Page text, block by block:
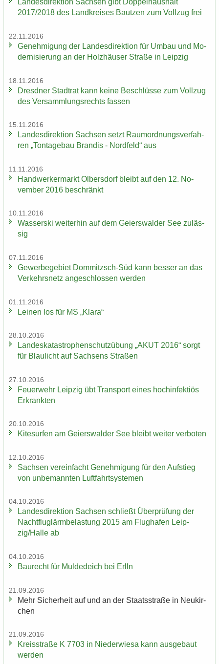
Lan­des­di­rek­ti­on Sach­sen gibt Dop­pel­haus­halt
2017/2018 des Land­krei­ses Baut­zen zum Voll­zug frei
22.11.2016
Ge­neh­mi­gung der Lan­des­di­rek­ti­on für Umbau und Mo­
der­ni­sie­rung an der Holz­häu­ser Stra­ße in Leip­zig
18.11.2016
Dresd­ner Stadt­rat kann keine Be­schlüs­se zum Voll­zug
des Ver­samm­lungs­rechts fas­sen
15.11.2016
Lan­des­di­rek­ti­on Sach­sen setzt Raum­ord­nungs­ver­fah­
ren „Ton­ta­ge­bau Bran­dis - Nord­feld“ aus
11.11.2016
Hand­wer­ker­markt Ol­bers­dorf bleibt auf den 12. No­
vem­ber 2016 be­schränkt
10.11.2016
Was­ser­ski wei­ter­hin auf dem Gei­ers­wal­der See zu­läs­
sig
07.11.2016
Ge­wer­be­ge­biet Dommitzsch-​Süd kann bes­ser an das
Ver­kehrs­netz an­ge­schlos­sen wer­den
01.11.2016
Lei­nen los für MS „Klara“
28.10.2016
Lan­des­ka­ta­stro­phen­schutz­übung „AKUT 2016“ sorgt
für Blau­licht auf Sach­sens Stra­ßen
27.10.2016
Feu­er­wehr Leip­zig übt Trans­port eines hoch­in­fek­ti­ös
Er­krank­ten
20.10.2016
Ki­te­sur­fen am Gei­ers­wal­der See bleibt wei­ter ver­bo­ten
12.10.2016
Sach­sen ver­ein­facht Ge­neh­mi­gung für den Auf­stieg
von un­be­mann­ten Luft­fahrt­sys­te­men
04.10.2016
Lan­des­di­rek­ti­on Sach­sen schließt Über­prü­fung der
Nacht­flug­lärm­be­las­tung 2015 am Flug­ha­fen Leip­
zig/Halle ab
04.10.2016
Bau­recht für Mul­de­deich bei Erlln
21.09.2016
Mehr Si­cher­heit auf und an der Staats­stra­ße in Neu­kir­
chen
21.09.2016
Kreis­stra­ße K 7703 in Nie­der­wie­sa kann aus­ge­baut
wer­den